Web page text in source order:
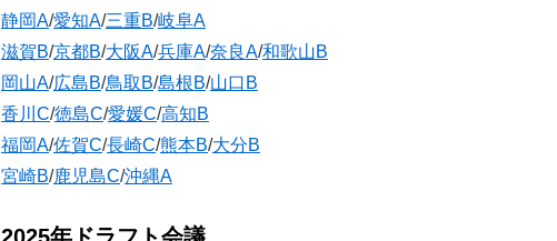
静岡A/愛知A/三重B/岐阜A
滋賀B/京都B/大阪A/兵庫A/奈良A/和歌山B
岡山A/広島B/鳥取B/島根B/山口B
香川C/徳島C/愛媛C/高知B
福岡A/佐賀C/長崎C/熊本B/大分B
宮崎B/鹿児島C/沖縄A